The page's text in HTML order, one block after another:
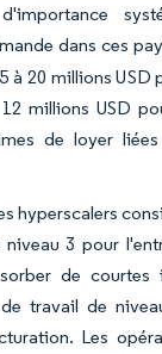
dans ces
à 20 millions USD
millions USD
de loyer
hyperscalers
3 pour
de courtes
travail de
Les